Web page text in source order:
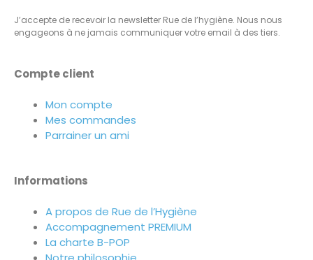
J’accepte de recevoir la newsletter Rue de l’hygiène. Nous nous
engageons à ne jamais communiquer votre email à des tiers.
Compte client
Mon compte
Mes commandes
Parrainer un ami
Informations
A propos de Rue de l’Hygiène
Accompagnement PREMIUM
La charte B-POP